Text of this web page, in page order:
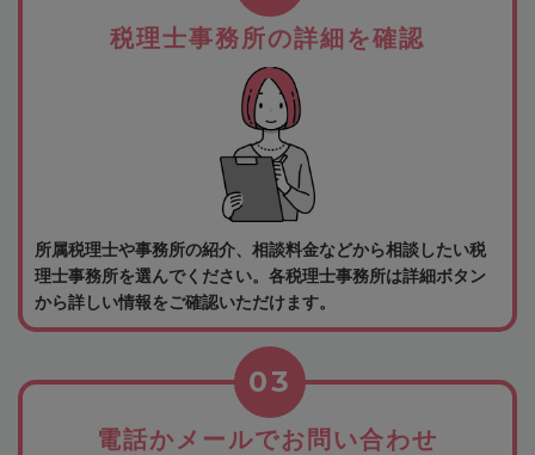
税理士事務所の詳細を確認
所属税理士や事務所の紹介、相談料金などから相談したい税
理士事務所を選んでください。各税理士事務所は詳細ボタン
から詳しい情報をご確認いただけます。
電話かメールでお問い合わせ
03